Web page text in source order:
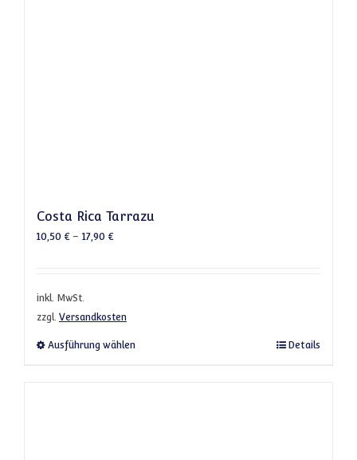
Costa Rica Tarrazu
10,50 €– 17,90 €
inkl. MwSt.
zzgl. Versandkosten
Ausführung wählen Dieses Produkt weist mehrere Varianten
Details